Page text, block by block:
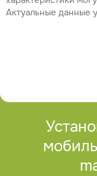
Актуальные данные